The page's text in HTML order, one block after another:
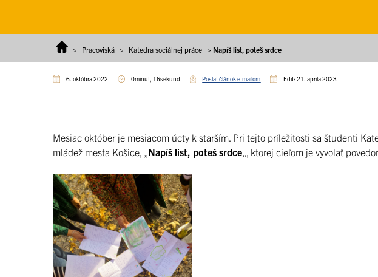
> Pracoviská > Katedra sociálnej práce > Napíš list, poteš srdce
6. októbra 2022 0minút, 16sekúnd Poslať článok e-mailom Edit: 21. apríla 2023
Mesiac október je mesiacom úcty k starším. Pri tejto príležitosti sa študenti
mládež mesta Košice, „Napíš list, poteš srdce„, ktorej cieľom je vyvolať